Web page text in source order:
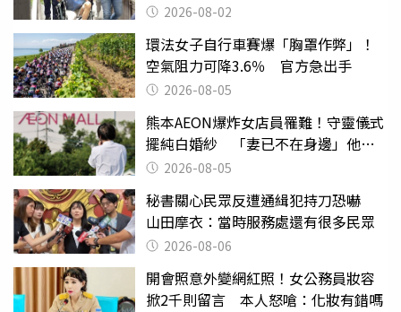
2026-08-02
環法女子自行車賽爆「胸罩作弊」！
空氣阻力可降3.6％ 官方急出手
2026-08-05
熊本AEON爆炸女店員罹難！守靈儀式
擺純白婚紗 「妻已不在身邊」他淚
喊：無法想像
2026-08-05
秘書關心民眾反遭通緝犯持刀恐嚇
山田摩衣：當時服務處還有很多民眾
2026-08-06
開會照意外變網紅照！女公務員妝容
掀2千則留言 本人怒嗆：化妝有錯嗎